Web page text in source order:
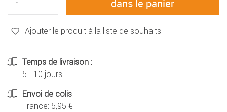
Ajouter le produit à la liste de souhaits
Temps de livraison :
5 - 10 jours
Envoi de colis
France: 5,95 €